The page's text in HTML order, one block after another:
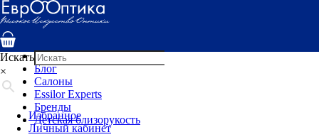
Услуги
Специалисты
Детская оптика
Блог
Салоны
Essilor Experts
Бренды
Детская близорукость
Искать
×
Избранное
Личный кабинет